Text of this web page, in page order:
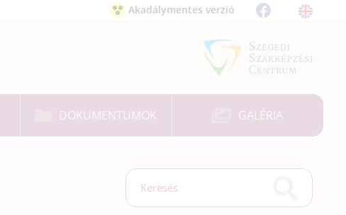
Akadálymentes verzió
DOKUMENTUMOK GALÉRIA